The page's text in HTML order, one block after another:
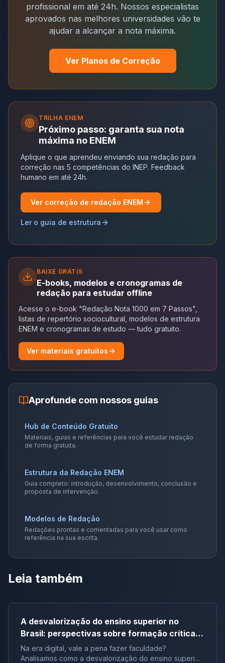
profissional em até 24h. Nossos especialistas
aprovados nas melhores universidades vão te
ajudar a alcançar a nota máxima.
Ver Planos de Correção
TRILHA ENEM
Próximo passo: garanta sua nota
máxima no ENEM
Aplique o que aprendeu enviando sua redação para
correção nas 5 competências do INEP. Feedback
humano em até 24h.
Ver correção de redação ENEM
Ler o guia de estrutura
BAIXE GRÁTIS
E-books, modelos e cronogramas de
redação para estudar offline
Acesse o e-book "Redação Nota 1000 em 7 Passos",
listas de repertório sociocultural, modelos de estrutura
ENEM e cronogramas de estudo — tudo gratuito.
Ver materiais gratuitos
Aprofunde com nossos guias
Hub de Conteúdo Gratuito
Materiais, guias e referências para você estudar redação
de forma gratuita.
Estrutura da Redação ENEM
Guia completo: introdução, desenvolvimento, conclusão e
proposta de intervenção.
Modelos de Redação
Redações prontas e comentadas para você usar como
referência na sua escrita.
Leia também
A desvalorização do ensino superior no
Brasil: perspectivas sobre formação crítica e
influência digital |Tema de redação
Na era digital, vale a pena fazer faculdade?
Analisamos como a desvalorização do ensino superior